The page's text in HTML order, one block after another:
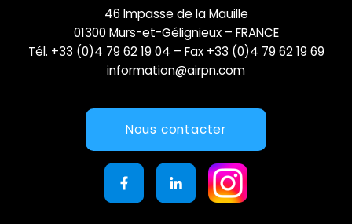
46 Impasse de la Mauille
01300 Murs-et-Gélignieux – FRANCE
Tél. +33 (0)4 79 62 19 04 – Fax +33 (0)4 79 62 19 69
information@airpn.com
Nous contacter